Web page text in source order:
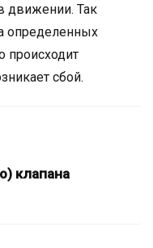
движении. Так
определенных
происходит
сбой.
клапана